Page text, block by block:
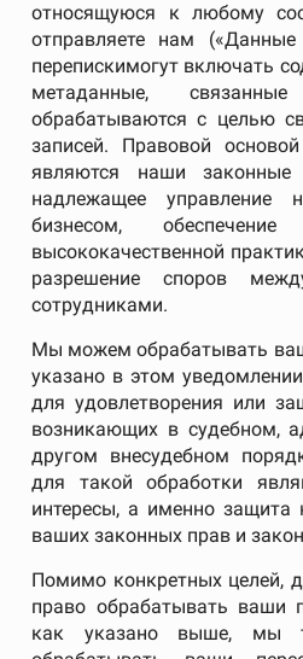
относящуюся к любому
отправляете нам
перепискимогут включать
метаданные,
обрабатываются с целью
записей. Правовой
являются наши
надлежащее управление
бизнесом,
высококачественной
разрешение споров
сотрудниками.
Мы можем обрабатывать
указано в этом
для удовлетворения или
возникающих в судебном,
другом внесудебном
для такой обработки
интересы, а именно защита
ваших законных прав и
Помимо конкретных целей,
право обрабатывать ваши
как указано выше, мы